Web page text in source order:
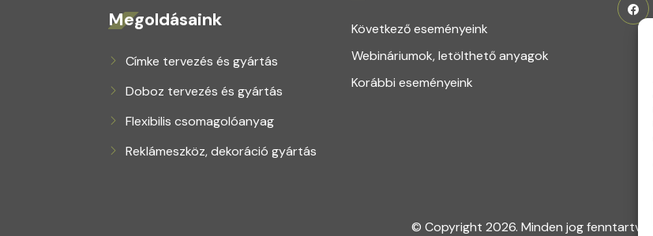
Megoldásaink
Címke tervezés és gyártás
Doboz tervezés és gyártás
Flexibilis csomagolóanyag
Reklámeszköz, dekoráció gyártás
Következő eseményeink
Webináriumok, letölthető anyagok
Korábbi eseményeink
© Copyright 2026. Minden jog fenntartva.